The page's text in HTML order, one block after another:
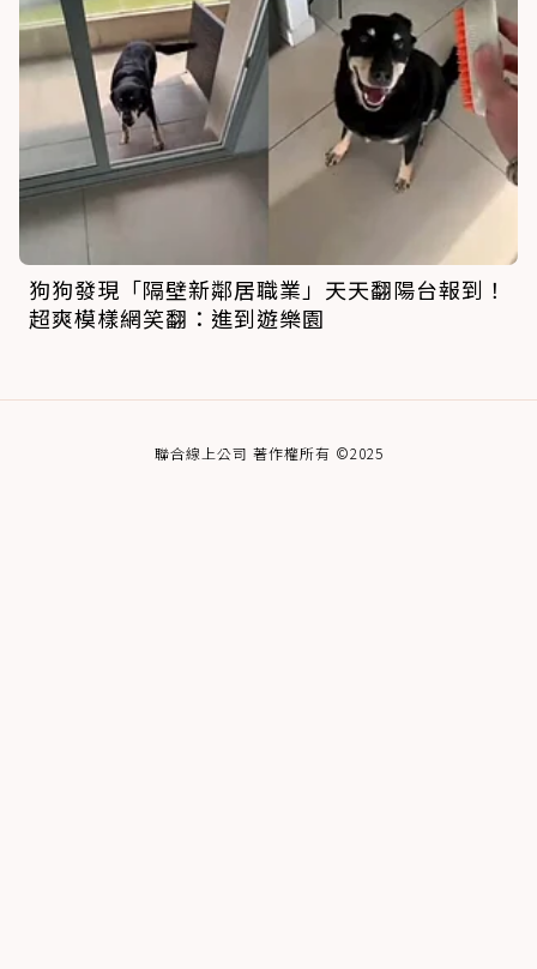
狗狗發現「隔壁新鄰居職業」天天翻陽台報到！
超爽模樣網笑翻：進到遊樂園
聯合線上公司 著作權所有 ©2025